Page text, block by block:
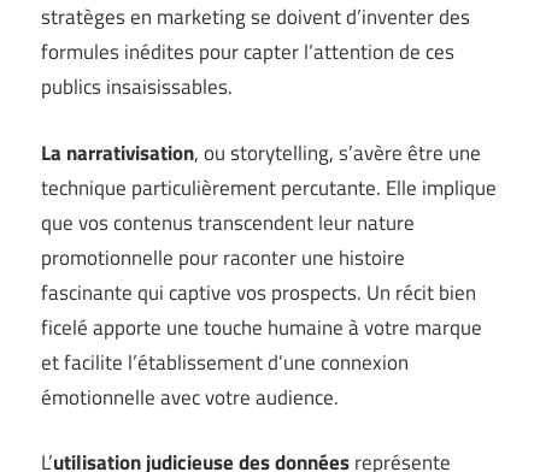
stratèges en marketing se doivent d’inventer des
formules inédites pour capter l’attention de ces
publics insaisissables.
La narrativisation, ou storytelling, s’avère être une
technique particulièrement percutante. Elle implique
que vos contenus transcendent leur nature
promotionnelle pour raconter une histoire
fascinante qui captive vos prospects. Un récit bien
ficelé apporte une touche humaine à votre marque
et facilite l’établissement d’une connexion
émotionnelle avec votre audience.
L’utilisation judicieuse des donnéesreprésente